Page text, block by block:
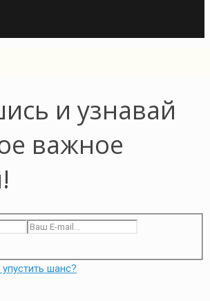
и узнавай
важное
шанс?